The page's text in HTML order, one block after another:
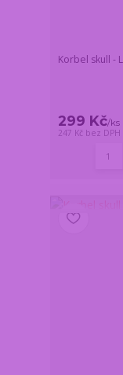
Korbel skull -
299 Kč/ks
247 Kč bez DPH